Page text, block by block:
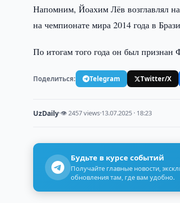
Напомним, Йоахим Лёв возглавлял
на чемпионате мира 2014 года в
По итогам того года он был
Поделиться: Telegram Twitter/X
UzDaily·👁 2457 views·13.07.2025 · 18:23
Будьте в курсе событий
Получайте главные новости,
обновления там, где вам удобно.